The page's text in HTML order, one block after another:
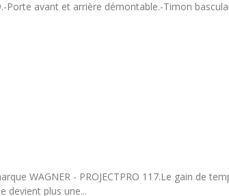
Porte avant et arrière démontable.-Timon
WAGNER - PROJECTPRO 117.Le gain de
devient plus une...